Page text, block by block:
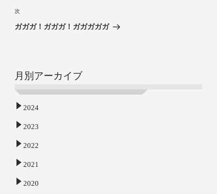
次
ガガガ！ガガガ！ガガガガガ
月別アーカイブ
2024
2023
2022
2021
2020